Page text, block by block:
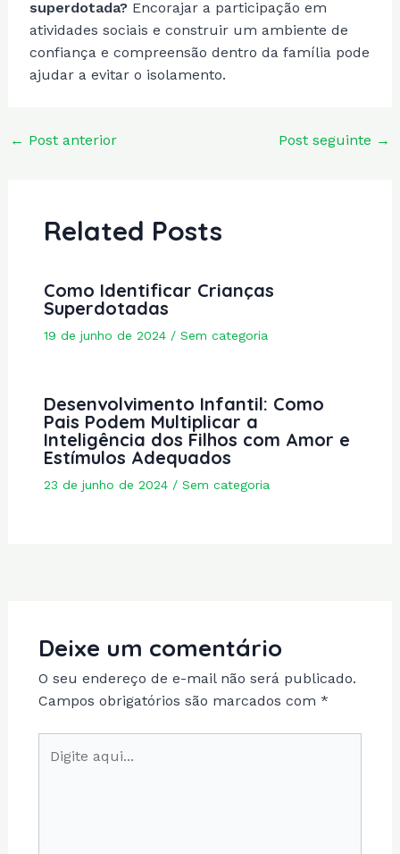
superdotada?Encorajar a participação em
atividades sociais e construir um ambiente de
confiança e compreensão dentro da família pode
ajudar a evitar o isolamento.
Post
← Post anterior Post seguinte →
Related Posts
Como Identificar Crianças
Superdotadas
19 de junho de 2024 / Sem categoria
Desenvolvimento Infantil: Como
Pais Podem Multiplicar a
Inteligência dos Filhos com Amor e
Estímulos Adequados
23 de junho de 2024 / Sem categoria
Deixe um comentário
O seu endereço de e-mail não será publicado.
Campos obrigatórios são marcados com *
aqui...